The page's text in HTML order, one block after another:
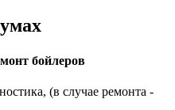
бойлеров
(в случае ремонта -